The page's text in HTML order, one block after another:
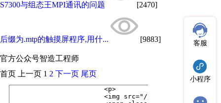
S7300与组态王MPI通讯的问题 [2470]
后缀为.mtp的触摸屏程序,用什... [9883]
官方公众号智造工程师
客服
小程序
首页 上一页 1 2 下一页 尾页